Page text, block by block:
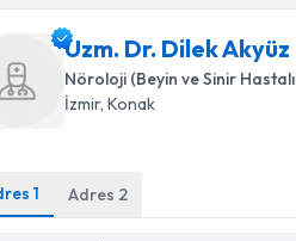
Uzm. Dr. Dilek Akyüz
Nöroloji (Beyin ve Sinir
İzmir, Konak
1 Adres 2